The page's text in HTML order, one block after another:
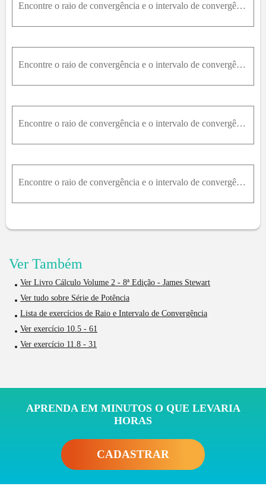
Encontre o raio de convergência e o intervalo de convergência da série: ∑ n = 1 ∞ n b n x - a n , b0
Encontre o raio de convergência e o intervalo de convergência da série.18. ∑ n = 1 ∞ n 4 n x + 1 n
Encontre o raio de convergência e o intervalo de convergência da série. ∑ n = 2 ∞ x 2 n nln ⁡ n 2
Encontre o raio de convergência e o intervalo de convergência da série. ∑ n = 0 ∞ - 1 n x - 3 n 2 n + 1
Ver Também
Ver Livro Cálculo Volume 2 - 8ª Edição - James Stewart
Ver tudo sobre Série de Potência
Lista de exercícios de Raio e Intervalo de Convergência
Ver exercício 10.5 - 61
Ver exercício 11.8 - 31
APRENDA EM MINUTOS O QUE LEVARIA
HORAS
CADASTRAR